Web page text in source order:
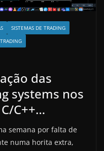
SISTEMAS DE TRADING
TRADING
das
systems nos
C++…
semana por falta de
numa horita extra,